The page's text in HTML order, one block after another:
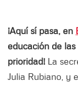
¡Aquí sí pasa, en
educación de
prioridad! La
Julia Rubiano, y